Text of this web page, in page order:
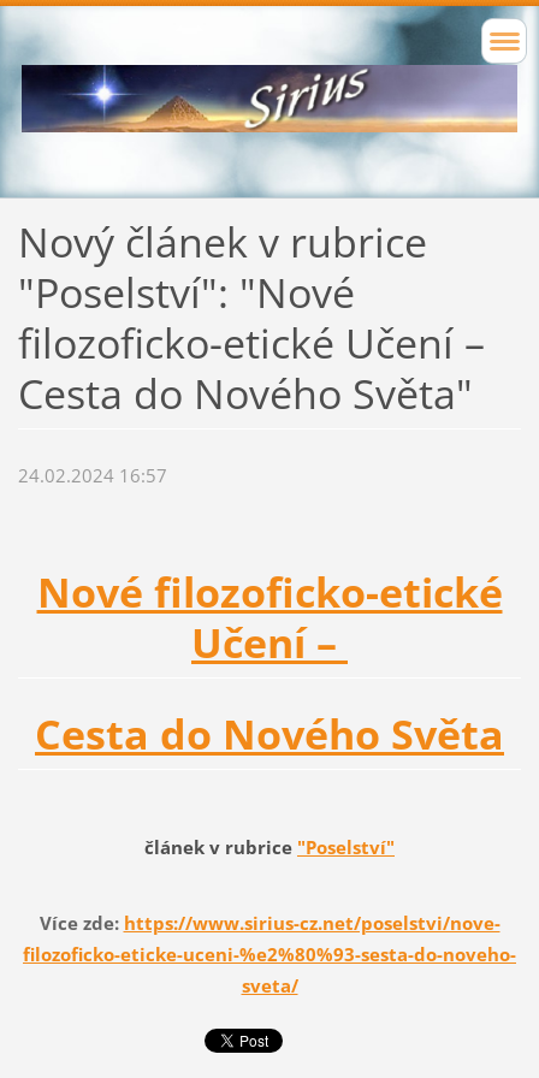
Nový článek v rubrice
"Poselství": "Nové
filozoficko-etické Učení –
Сesta do Nového Světa"
24.02.2024 16:57
Nové filozoficko-etické
Učení –
Сesta do Nového Světa
článek v rubrice "Poselství"
Více zde: https://www.sirius-cz.net/poselstvi/nove-
filozoficko-eticke-uceni-%e2%80%93-sesta-do-noveho-
sveta/